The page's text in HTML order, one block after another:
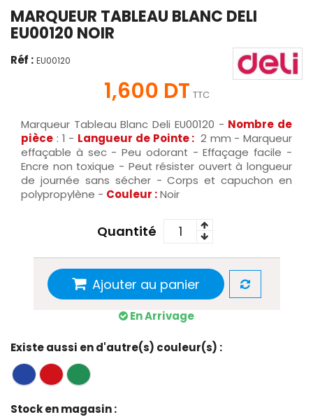
MARQUEUR TABLEAU BLANC DELI
EU00120 NOIR
Réf : EU00120
1,600 DT TTC
Marqueur Tableau Blanc Deli EU00120 - Nombre de
pièce : 1 - Langueur de Pointe : 2 mm - Marqueur
effaçable à sec - Peu odorant - Effaçage facile -
Encre non toxique - Peut résister ouvert à longueur
de journée sans sécher - Corps et capuchon en
polypropylène - Couleur :Noir
Quantité
Ajouter au panier
En Arrivage
Existe aussi en d'autre(s) couleur(s) :
Stock en magasin :